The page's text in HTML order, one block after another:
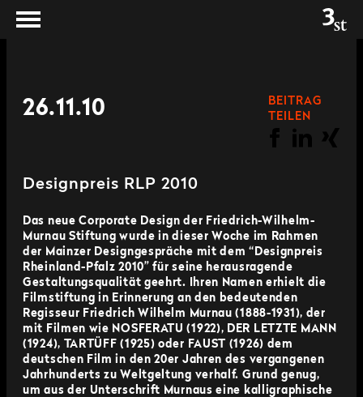
26.11.10
BEITRAG
TEILEN
Designpreis RLP 2010
Das neue Corporate Design der Friedrich-Wilhelm-
Murnau Stiftung wurde in dieser Woche im Rahmen
der Mainzer Designgespräche mit dem “Designpreis
Rheinland-Pfalz 2010” für seine herausragende
Gestaltungsqualität geehrt. Ihren Namen erhielt die
Filmstiftung in Erinnerung an den bedeutenden
Regisseur Friedrich Wilhelm Murnau (1888-1931), der
mit Filmen wie NOSFERATU (1922), DER LETZTE MANN
(1924), TARTÜFF (1925) oder FAUST (1926) dem
deutschen Film in den 20er Jahren des vergangenen
Jahrhunderts zu Weltgeltung verhalf. Grund genug,
um aus der Unterschrift Murnaus eine kalligraphische